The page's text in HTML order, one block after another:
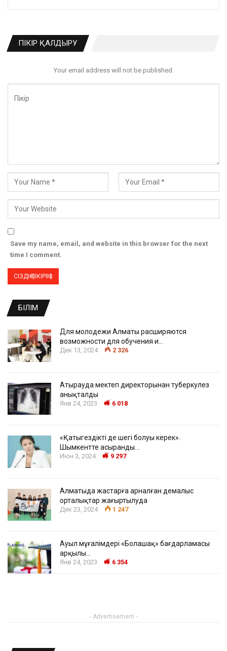
ПІКІР ҚАЛДЫРУ
Your email address will not be published.
Save my name, email, and website in this browser for the next
time I comment.
БІЛІМ
Для молодежи Алматы расширяются
возможности для обучения и…
Дек 13, 2024 2 326
Атырауда мектеп директорынан туберкулез
анықталды
Янв 24, 2023 6 018
«Қатыгездіктің де шегі болуы керек».
Шымкентте асыранды…
Июн 3, 2024 9 297
Алматыда жастарға арналған демалыс
орталықтар жаңғыртылуда
Дек 23, 2024 1 247
Ауыл мұғалімдері «Болашақ» бағдарламасы
арқылы…
Янв 24, 2023 6 354
- Advertisement -